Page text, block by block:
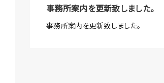
事務所案内を更新致しました。
事務所案内を更新致しました。